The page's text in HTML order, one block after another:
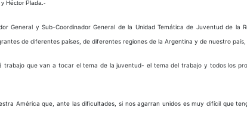
Héctor Plada.-
General y Sub-Coordinador General de la Unidad Temática de Juventud de
de diferentes países, de diferentes regiones de la Argentina y de nuestro
que van a tocar el tema de la juventud- el tema del trabajo y todos los
América que, ante las dificultades, si nos agarran unidos es muy difícil que